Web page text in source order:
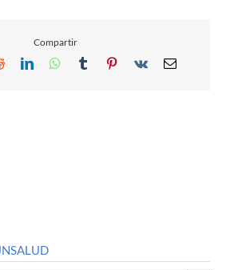
Compartir
RedditLinkedInWhatsApp
TumblrPinterest
Vk Email